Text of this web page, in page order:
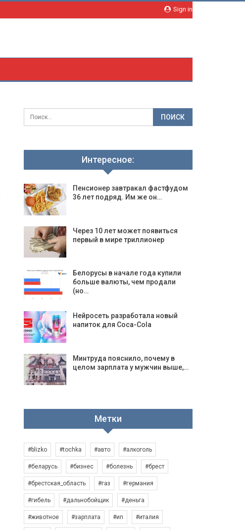
Sign in
Интересное:
Пенсионер завтракал фастфудом
36 лет подряд. Им же он…
Через 10 лет может появиться
первый в мире триллионер
Белорусы в начале года купили
больше валюты, чем продали
(но…
Нейросеть разработала новый
напиток для Coca-Cola
Минтруда пояснило, почему в
целом зарплата у мужчин выше,…
Метки
#blizko #tochka #авто #алкоголь
#беларусь #бизнес #болезнь #брест
#брестская_область #газ #германия
#гибель #дальнобойщик #деньга
#животное #зарплата #ип #италия